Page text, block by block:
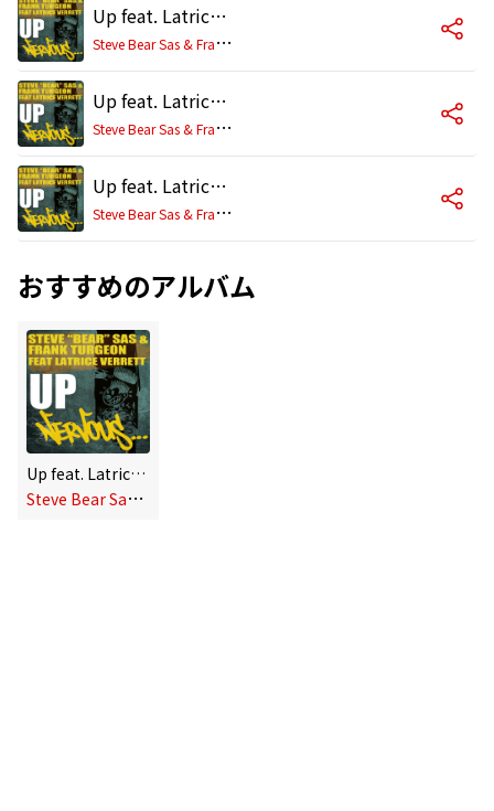
Up feat. Latrice Verrett (Honey Dijon Mix)
S
teve Bear Sas & Frank Turgeon
Up feat. Latrice Verrett (Danny Buddah Morales Mix)
S
teve Bear Sas & Frank Turgeon
Up feat. Latrice Verrett (Club Mix)
S
teve Bear Sas & Frank Turgeon
おすすめのアルバム
Up feat. Latrice Verrett
S
teve Bear Sas & Frank Turgeon